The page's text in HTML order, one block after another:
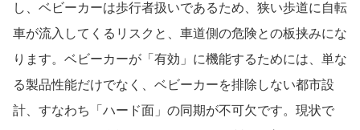
し、ベビーカーは歩行者扱いであるため、狭い歩道に自転
車が流入してくるリスクと、車道側の危険との板挟みにな
ります。ベビーカーが「有効」に機能するためには、単な
る製品性能だけでなく、ベビーカーを排除しない都市設
計、すなわち「ハード面」の同期が不可欠です。現状で